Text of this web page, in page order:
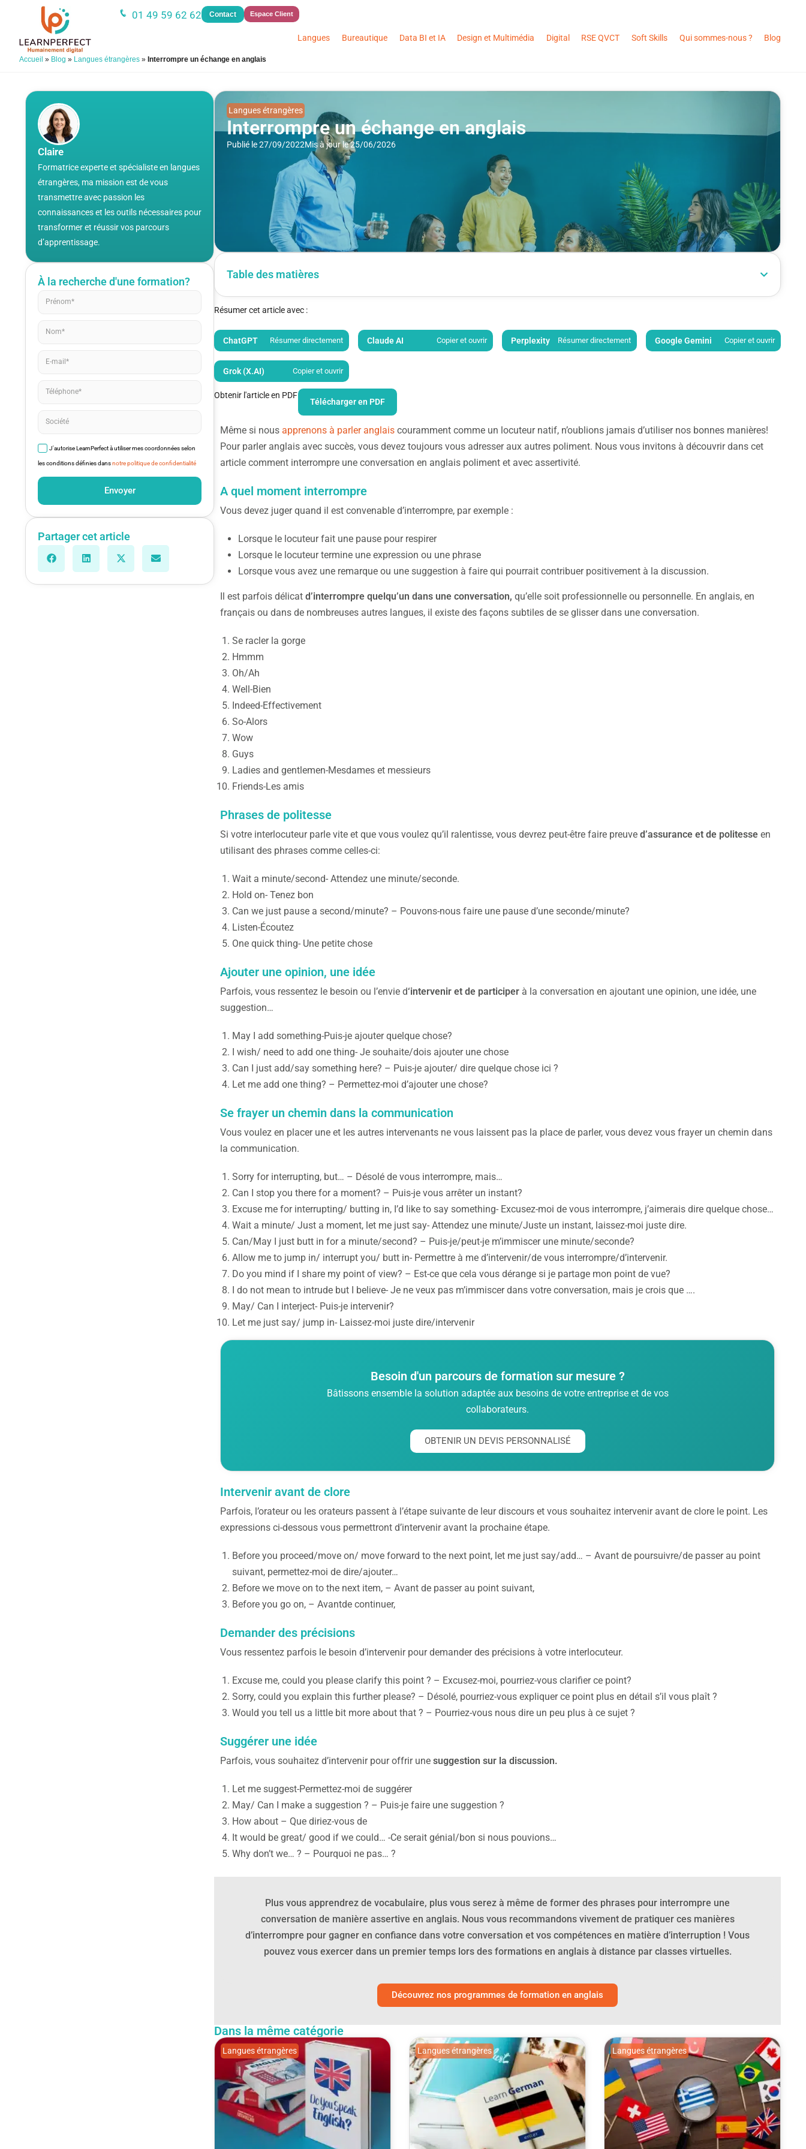
01 49 59 62 62 Contact Espace Client
Langues Bureautique Data BI et IA Design et Multimédia Digital RSE QVCT Soft Skills Qui sommes-nous ? Blog
Accueil » Blog » Langues étrangères » Interrompre un échange en anglais
Claire
Formatrice experte et spécialiste en langues
étrangères, ma mission est de vous
transmettre avec passion les
connaissances et les outils nécessaires pour
transformer et réussir vos parcours
d’apprentissage.
À la recherche d'une formation?
J'autorise LearnPerfect à utiliser mes coordonnées selon
les conditions définies dansnotre politique de confidentialité
Envoyer
Partager cet article
Langues étrangères
Interrompre un échange en anglais
Publié le 27/09/2022Mis à jour le 25/06/2026
Table des matières
Résumer cet article avec :
ChatGPT Résumer directement Claude AI Copier et ouvrir Perplexity Résumer directement Google Gemini Copier et ouvrir
Grok (X.AI) Copier et ouvrir
Obtenir l'article en PDF
Télécharger en PDF
Même si nous apprenons à parler anglais couramment comme un locuteur natif, n’oublions jamais d’utiliser nos bonnes manières!
Pour parler anglais avec succès, vous devez toujours vous adresser aux autres poliment. Nous vous invitons à découvrir dans cet
article comment interrompre une conversation en anglais poliment et avec assertivité.
A quel moment interrompre
Vous devez juger quand il est convenable d’interrompre, par exemple :
Lorsque le locuteur fait une pause pour respirer
Lorsque le locuteur termine une expression ou une phrase
Lorsque vous avez une remarque ou une suggestion à faire qui pourrait contribuer positivement à la discussion.
Il est parfois délicat d’interrompre quelqu’un dans une conversation, qu’elle soit professionnelle ou personnelle. En anglais, en
français ou dans de nombreuses autres langues, il existe des façons subtiles de se glisser dans une conversation.
Se racler la gorge
Hmmm
Oh/Ah
Well-Bien
Indeed-Effectivement
So-Alors
Wow
Guys
Ladies and gentlemen-Mesdames et messieurs
Friends-Les amis
Phrases de politesse
Si votre interlocuteur parle vite et que vous voulez qu’il ralentisse, vous devrez peut-être faire preuve d’assurance et de politesse en
utilisant des phrases comme celles-ci:
Wait a minute/second- Attendez une minute/seconde.
Hold on- Tenez bon
Can we just pause a second/minute? – Pouvons-nous faire une pause d’une seconde/minute?
Listen-Écoutez
One quick thing- Une petite chose
Ajouter une opinion, une idée
Parfois, vous ressentez le besoin ou l’envie d‘intervenir et de participer à la conversation en ajoutant une opinion, une idée, une
suggestion…
May I add something-Puis-je ajouter quelque chose?
I wish/ need to add one thing- Je souhaite/dois ajouter une chose
Can I just add/say something here? – Puis-je ajouter/ dire quelque chose ici ?
Let me add one thing? – Permettez-moi d’ajouter une chose?
Se frayer un chemin dans la communication
Vous voulez en placer une et les autres intervenants ne vous laissent pas la place de parler, vous devez vous frayer un chemin dans
la communication.
Sorry for interrupting, but… – Désolé de vous interrompre, mais…
Can I stop you there for a moment? – Puis-je vous arrêter un instant?
Excuse me for interrupting/ butting in, I’d like to say something- Excusez-moi de vous interrompre, j’aimerais dire quelque chose…
Wait a minute/ Just a moment, let me just say- Attendez une minute/Juste un instant, laissez-moi juste dire.
Can/May I just butt in for a minute/second? – Puis-je/peut-je m’immiscer une minute/seconde?
Allow me to jump in/ interrupt you/ butt in- Permettre à me d’intervenir/de vous interrompre/d’intervenir.
Do you mind if I share my point of view? – Est-ce que cela vous dérange si je partage mon point de vue?
I do not mean to intrude but I believe- Je ne veux pas m’immiscer dans votre conversation, mais je crois que ….
May/ Can I interject- Puis-je intervenir?
Let me just say/ jump in- Laissez-moi juste dire/intervenir
Besoin d'un parcours de formation sur mesure ?
Bâtissons ensemble la solution adaptée aux besoins de votre entreprise et de vos
collaborateurs.
OBTENIR UN DEVIS PERSONNALISÉ
Intervenir avant de clore
Parfois, l’orateur ou les orateurs passent à l’étape suivante de leur discours et vous souhaitez intervenir avant de clore le point. Les
expressions ci-dessous vous permettront d’intervenir avant la prochaine étape.
Before you proceed/move on/ move forward to the next point, let me just say/add… – Avant de poursuivre/de passer au point
suivant, permettez-moi de dire/ajouter…
Before we move on to the next item, – Avant de passer au point suivant,
Before you go on, – Avantde continuer,
Demander des précisions
Vous ressentez parfois le besoin d’intervenir pour demander des précisions à votre interlocuteur.
Excuse me, could you please clarify this point ? – Excusez-moi, pourriez-vous clarifier ce point?
Sorry, could you explain this further please? – Désolé, pourriez-vous expliquer ce point plus en détail s’il vous plaît ?
Would you tell us a little bit more about that ? – Pourriez-vous nous dire un peu plus à ce sujet ?
Suggérer une idée
Parfois, vous souhaitez d’intervenir pour offrir une suggestion sur la discussion.
Let me suggest-Permettez-moi de suggérer
May/ Can I make a suggestion ? – Puis-je faire une suggestion ?
How about – Que diriez-vous de
It would be great/ good if we could… -Ce serait génial/bon si nous pouvions…
Why don’t we… ? – Pourquoi ne pas… ?
Plus vous apprendrez de vocabulaire, plus vous serez à même de former des phrases pour interrompre une
conversation de manière assertive en anglais. Nous vous recommandons vivement de pratiquer ces manières
d’interrompre pour gagner en confiance dans votre conversation et vos compétences en matière d’interruption ! Vous
pouvez vous exercer dans un premier temps lors des formations en anglais à distance par classes virtuelles.
Découvrez nos programmes de formation en anglais
Dans la même catégorie
Langues étrangères Langues étrangères Langues étrangères